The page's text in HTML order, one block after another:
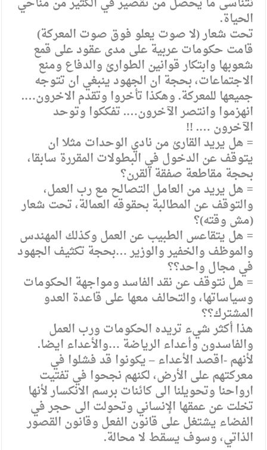
الحياة.
تحت شعار (لا صوت يعلو فوق صوت المعركة)
قامت حكومات عربية على مدى عقود على قمع
شعوبها وابتكار قوانين الطوارئ والدفاع ومنع
الاجتماعات، بحجة ان الجهود ينبغي ان تتوجه
جميعها للمعركة. وهكذا تأخروا وتقدم الاخرون….
انهزموا وانتصر الآخرون…. تفككوا وتوحد
الآخرون …. !!
= هل يريد القارئ من نادي الوحدات مثلا ان
يتوقف عن الدخول في البطولات المقررة سابقا،
بحجة مقاطعة صفقة القرن؟
= هل يريد من العامل التصالح مع رب العمل،
والتوقف عن المطالبة بحقوقه العمالة، تحت شعار
(مش وقته)؟
= هل يتقاعس الطبيب عن العمل وكذلك المهندس
والموظف والخفير والوزير …بحجة تكثيف الجهود
في مجال واحد؟؟
= هل نتوقف عن نقد الفاسد ومواجهة الحكومات
وسياساتها، والتحالف معها على قاعدة العدو
المشترك؟؟
هذا أكثر شيء تريده الحكومات ورب العمل
والفاسدون وأعداء الرياضة …والأعداء ايضا.
لأنهم -اقصد الأعداء – يكونوا قد فشلوا في
معركتهم على الأرض، لكنهم نجحوا في تفتيت
ارواحنا وتحويلنا الى كائنات برسم الانكسار لأنها
تخلت عن عمقها الإنساني وتحولت الى حجر في
الفضاء يشتغل على قانون الفعل وقانون القصور
الذاتي، وسوف يسقط لا محالة.